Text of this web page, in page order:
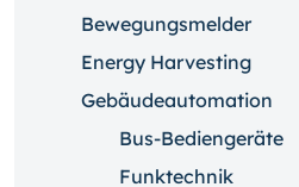
Bewegungsmelder
Energy Harvesting
Gebäudeautomation
Bus-Bediengeräte
Funktechnik